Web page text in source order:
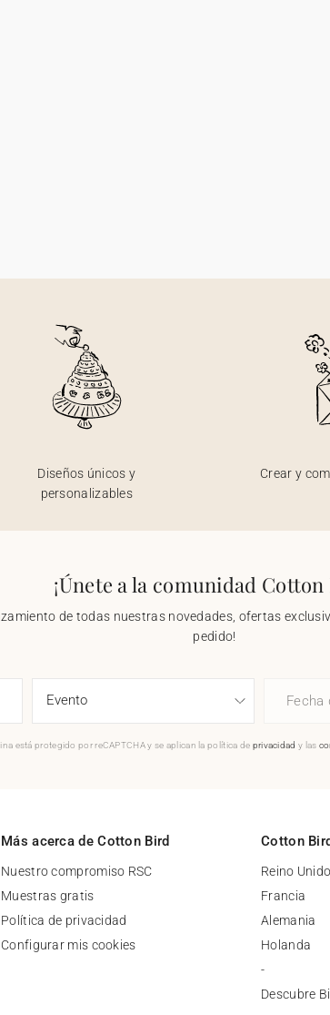
Diseños únicos y
personalizables
Crear y
¡Únete a la comunidad
de todas nuestras novedades, ofertas
pedido!
Fecha
está protegido por reCAPTCHA y se aplican la política de privacidad y las
Más acerca de Cotton Bird
Nuestro compromiso RSC
Muestras gratis
Política de privacidad
Configurar mis cookies
Cotton
Reino Unido
Francia
Alemania
Holanda
-
Descubre